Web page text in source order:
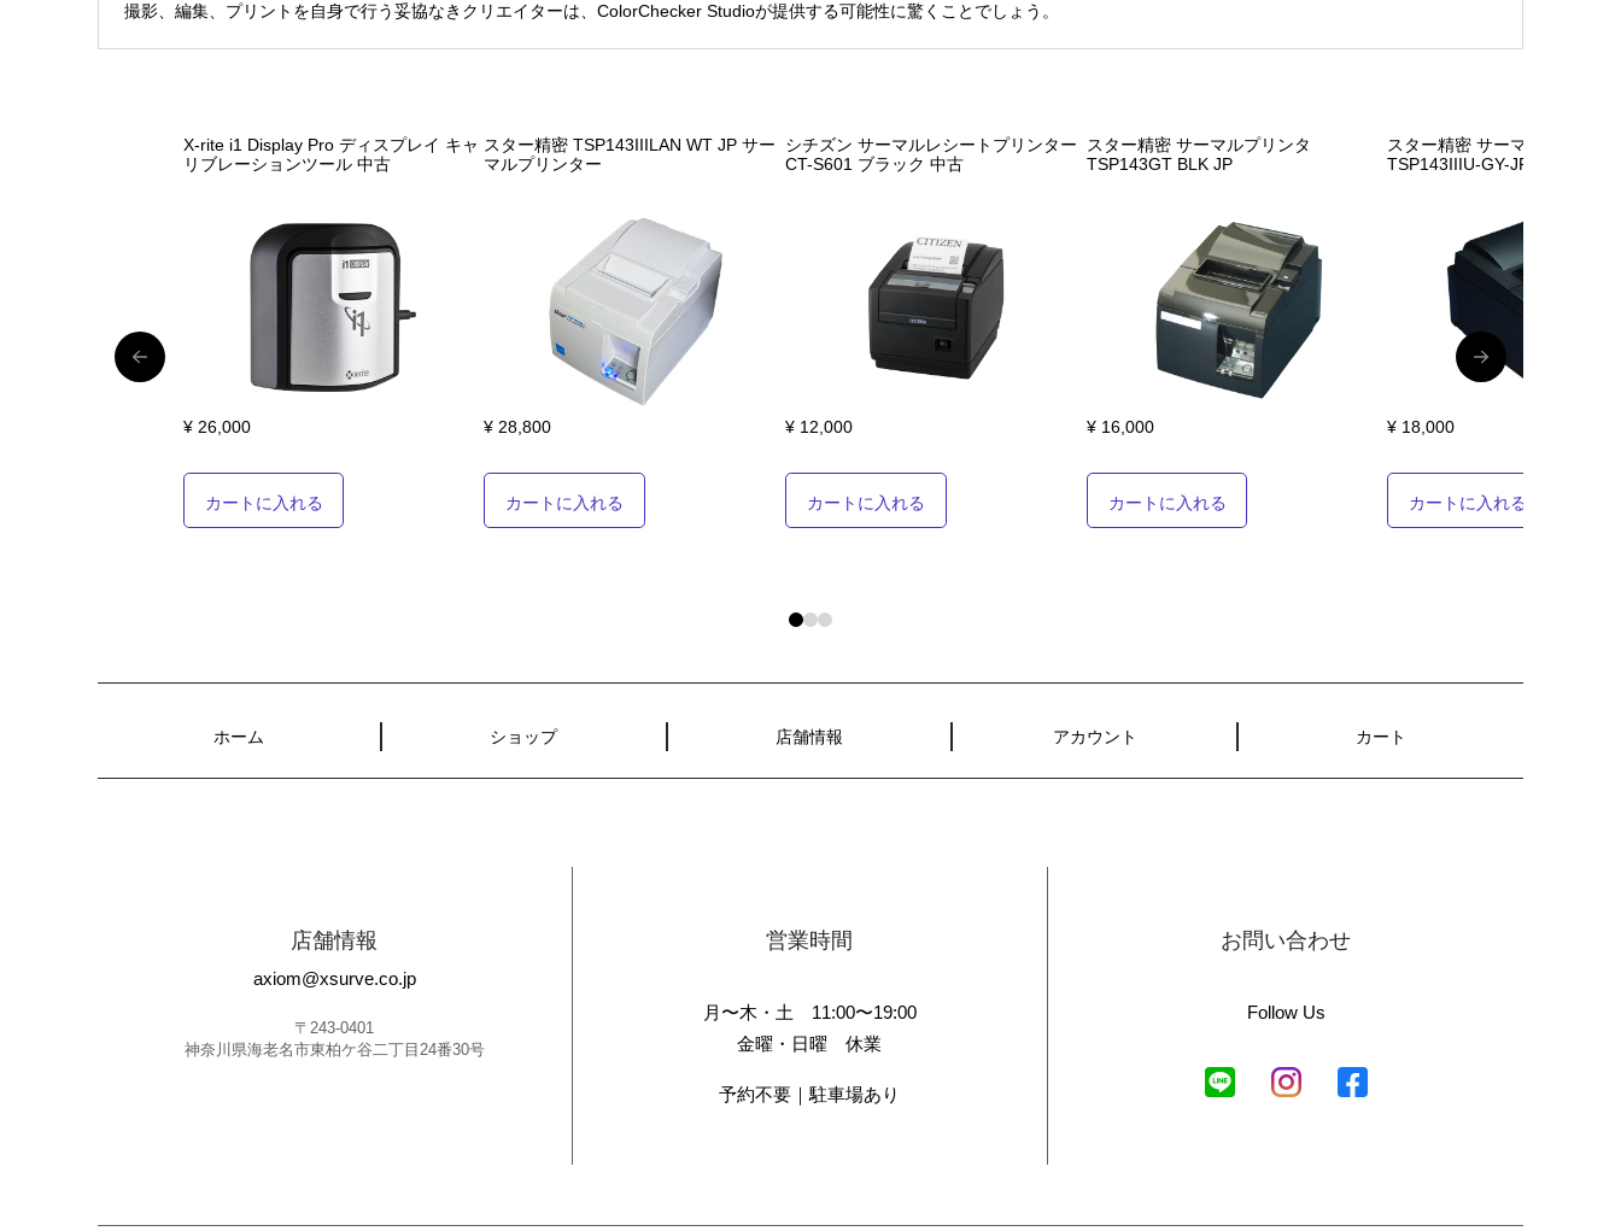
撮影、編集、プリントを自身で行う妥協なきクリエイターは、ColorChecker Studioが提供する可能性に驚くことでしょう。
X-rite i1 Display Pro ディスプレイ キャ
リブレーションツール 中古
¥ 26,000
カートに入れる
スター精密 TSP143IIILAN WT JP サー
マルプリンター
¥ 28,800
カートに入れる
シチズン サーマルレシートプリンター
CT-S601 ブラック 中古
¥ 12,000
カートに入れる
スター精密 サーマルプリンタ
TSP143GT BLK JP
¥ 16,000
カートに入れる
スター精密 サーマルプリンタ
TSP143IIIU-GY-JP [中古]
¥ 18,000
カートに入れる
0 1 2
ホーム ショップ 店舗情報 アカウント カート
店舗情報
axiom@xsurve.co.jp
〒243-0401
神奈川県海老名市東柏ケ谷二丁目24番30号
営業時間
月〜木・土 11:00〜19:00
金曜・日曜 休業
予約不要｜駐車場あり
お問い合わせ
Follow Us